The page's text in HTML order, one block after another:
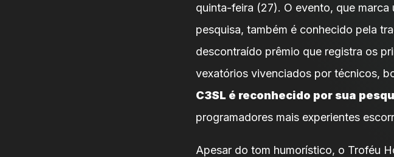
quinta-feira (27). O evento, que
pesquisa, também é conhecido pela
descontraído prêmio que registra os
vexatórios vivenciados por técnicos,
C3SL é reconhecido por sua
programadores mais experientes
Apesar do tom humorístico, o Troféu